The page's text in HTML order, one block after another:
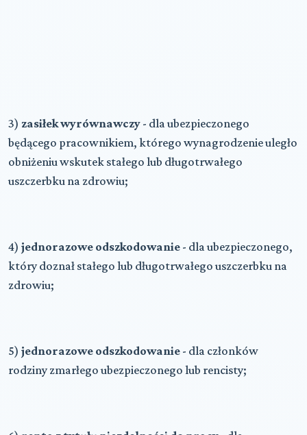
3) zasiłek wyrównawczy - dla ubezpieczonego
będącego pracownikiem, którego wynagrodzenie uległo
obniżeniu wskutek stałego lub długotrwałego
uszczerbku na zdrowiu;
4) jednorazowe odszkodowanie - dla ubezpieczonego,
który doznał stałego lub długotrwałego uszczerbku na
zdrowiu;
5) jednorazowe odszkodowanie - dla członków
rodziny zmarłego ubezpieczonego lub rencisty;